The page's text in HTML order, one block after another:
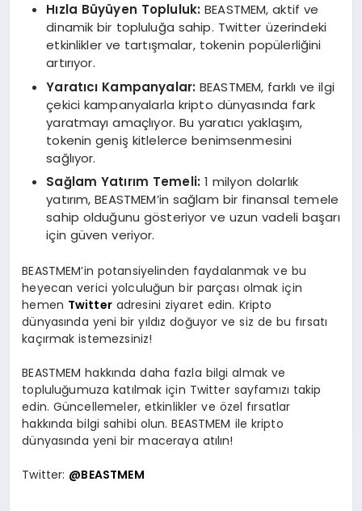
Hızla Büyüyen Topluluk: BEASTMEM, aktif ve
dinamik bir topluluğa sahip. Twitter üzerindeki
etkinlikler ve tartışmalar, tokenin popülerliğini
artırıyor.
Yaratıcı Kampanyalar: BEASTMEM, farklı ve ilgi
çekici kampanyalarla kripto dünyasında fark
yaratmayı amaçlıyor. Bu yaratıcı yaklaşım,
tokenin geniş kitlelerce benimsenmesini
sağlıyor.
Sağlam Yatırım Temeli: 1 milyon dolarlık
yatırım, BEASTMEM’in sağlam bir finansal temele
sahip olduğunu gösteriyor ve uzun vadeli başarı
için güven veriyor.
BEASTMEM’in potansiyelinden faydalanmak ve bu
heyecan verici yolculuğun bir parçası olmak için
hemen Twitteradresini ziyaret edin. Kripto
dünyasında yeni bir yıldız doğuyor ve siz de bu fırsatı
kaçırmak istemezsiniz!
BEASTMEM hakkında daha fazla bilgi almak ve
topluluğumuza katılmak için Twitter sayfamızı takip
edin. Güncellemeler, etkinlikler ve özel fırsatlar
hakkında bilgi sahibi olun. BEASTMEM ile kripto
dünyasında yeni bir maceraya atılın!
Twitter: @BEASTMEM